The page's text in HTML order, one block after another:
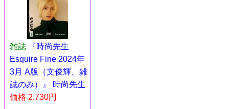
雑誌
『時尚先生
Esquire Fine 2024年
3月 A版（文俊輝、雑
誌のみ）』 時尚先生
価格 2,730円